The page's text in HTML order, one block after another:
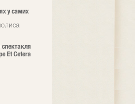
у самих
Et Cetera